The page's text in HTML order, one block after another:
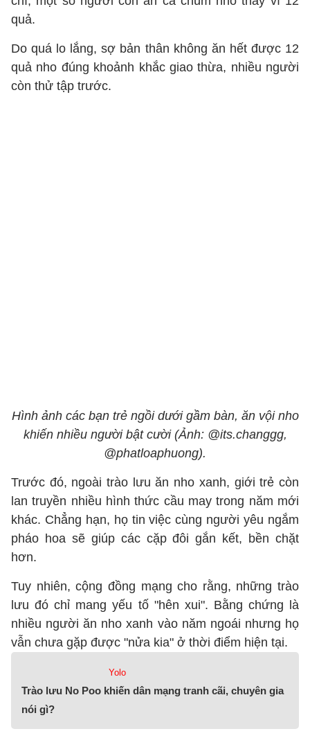
quả.
Do quá lo lắng, sợ bản thân không ăn hết được 12
quả nho đúng khoảnh khắc giao thừa, nhiều người
còn thử tập trước.
Hình ảnh các bạn trẻ ngồi dưới gầm bàn, ăn vội nho
khiến nhiều người bật cười (Ảnh: @its.changgg,
@phatloaphuong).
Trước đó, ngoài trào lưu ăn nho xanh, giới trẻ còn
lan truyền nhiều hình thức cầu may trong năm mới
khác. Chẳng hạn, họ tin việc cùng người yêu ngắm
pháo hoa sẽ giúp các cặp đôi gắn kết, bền chặt
hơn.
Tuy nhiên, cộng đồng mạng cho rằng, những trào
lưu đó chỉ mang yếu tố "hên xui". Bằng chứng là
nhiều người ăn nho xanh vào năm ngoái nhưng họ
vẫn chưa gặp được "nửa kia" ở thời điểm hiện tại.
Yolo
Trào lưu No Poo khiến dân mạng tranh cãi, chuyên gia
nói gì?